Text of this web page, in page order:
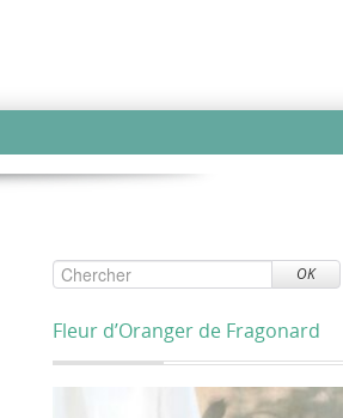
OK
Fleur d’Oranger de Fragonard